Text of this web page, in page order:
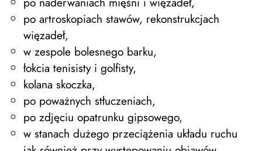
po artroskopiach stawów, rekonstrukcjach
więzadeł,
w zespole bolesnego barku,
łokcia tenisisty i golfisty,
kolana skoczka,
po poważnych stłuczeniach,
po zdjęciu opatrunku gipsowego,
w stanach dużego przeciążenia układu ruchu